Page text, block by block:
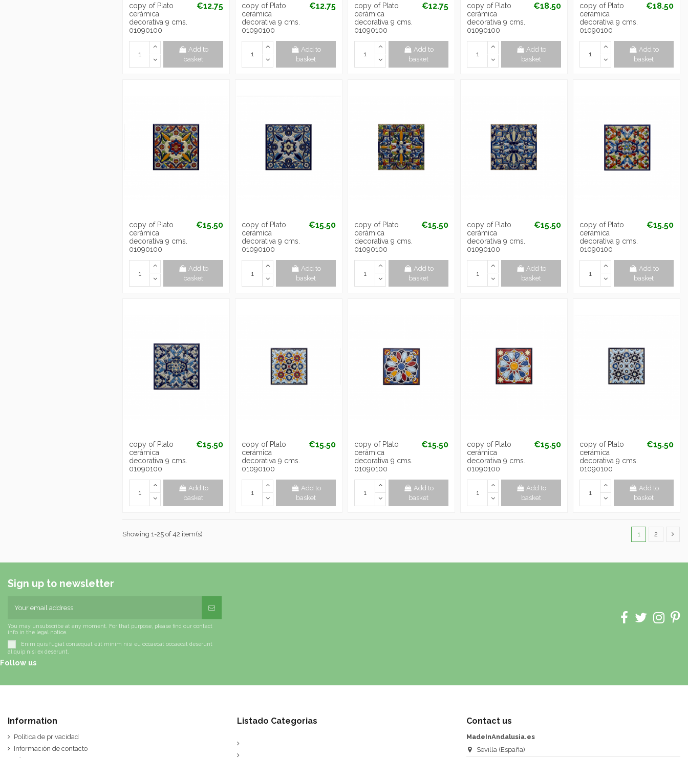
copy of Plato
cerámica
decorativa 9 cms.
01090100
€12.75
Add to
basket
copy of Plato
cerámica
decorativa 9 cms.
01090100
€12.75
Add to
basket
copy of Plato
cerámica
decorativa 9 cms.
01090100
€12.75
Add to
basket
copy of Plato
cerámica
decorativa 9 cms.
01090100
€18.50
Add to
basket
copy of Plato
cerámica
decorativa 9 cms.
01090100
€18.50
Add to
basket
copy of Plato
cerámica
decorativa 9 cms.
01090100
€15.50
Add to
basket
copy of Plato
cerámica
decorativa 9 cms.
01090100
€15.50
Add to
basket
copy of Plato
cerámica
decorativa 9 cms.
01090100
€15.50
Add to
basket
copy of Plato
cerámica
decorativa 9 cms.
01090100
€15.50
Add to
basket
copy of Plato
cerámica
decorativa 9 cms.
01090100
€15.50
Add to
basket
copy of Plato
cerámica
decorativa 9 cms.
01090100
€15.50
Add to
basket
copy of Plato
cerámica
decorativa 9 cms.
01090100
€15.50
Add to
basket
copy of Plato
cerámica
decorativa 9 cms.
01090100
€15.50
Add to
basket
copy of Plato
cerámica
decorativa 9 cms.
01090100
€15.50
Add to
basket
copy of Plato
cerámica
decorativa 9 cms.
01090100
€15.50
Add to
basket
Showing 1-25 of 42 item(s) 1 2
Sign up to newsletter
You may unsubscribe at any moment. For that purpose, please find our contact
info in the legal notice.
Enim quis fugiat consequat elit minim nisi eu occaecat occaecat deserunt
aliquip nisi ex deserunt.
Follow us
Information
Política de privacidad
Información de contacto
Listado Categorias Contact us
MadeInAndalusia.es
Sevilla (España)